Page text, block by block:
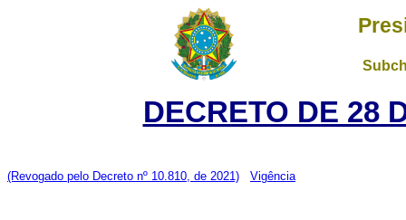
DECRETO DE 28
(Revogado pelo Decreto nº 10.810, de 2021) Vigência